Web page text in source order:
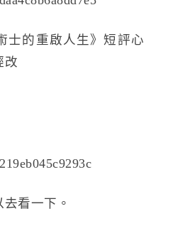
士的重啟人生》短評心
改
看一下。